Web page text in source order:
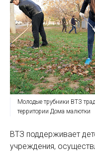
Молодые трубники ВТЗ
территории Дома малютки
ВТЗ поддерживает
учреждения,